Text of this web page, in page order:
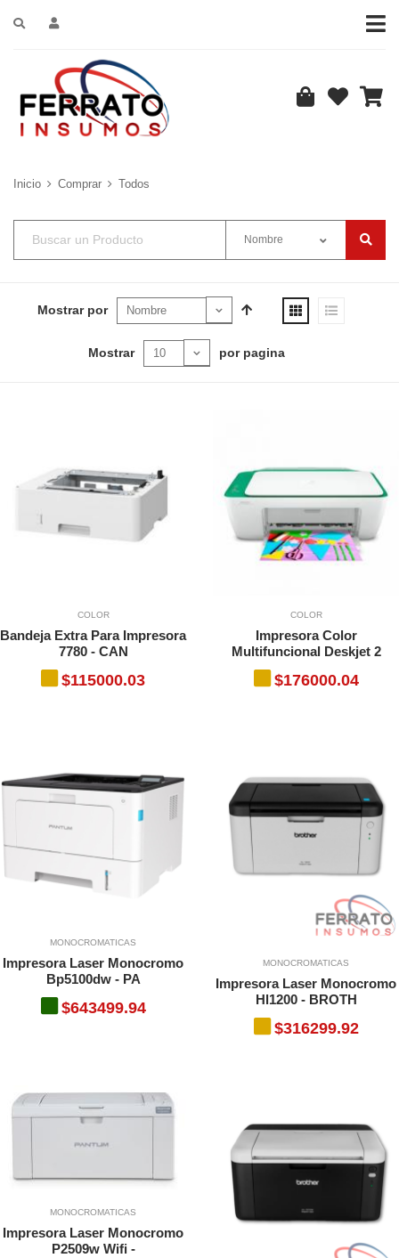
Inicio Comprar Todos
Nombre
Mostrar por
Mostrar por pagina
COLOR
Bandeja Extra Para Impresora
7780 - CAN
$115000.03
COLOR
Impresora Color
Multifuncional Deskjet 2
$176000.04
MONOCROMATICAS
Impresora Laser Monocromo
Bp5100dw - PA
$643499.94
MONOCROMATICAS
Impresora Laser Monocromo
Hl1200 - BROTH
$316299.92
MONOCROMATICAS
Impresora Laser Monocromo
P2509w Wifi -